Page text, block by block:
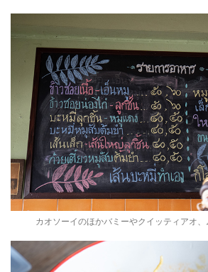
カオソーイのほかバミーやクイッティアオ